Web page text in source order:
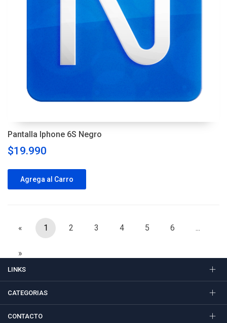
Pantalla Iphone 6S Negro
$19.990
Agrega al Carro
« 1 2 3 4 5 6 ...
»
LINKS
CATEGORIAS
CONTACTO